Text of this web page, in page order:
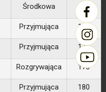
Środkowa 184
Przyjmująca 183
Przyjmująca 176
Rozgrywająca 178
Przyjmująca 180